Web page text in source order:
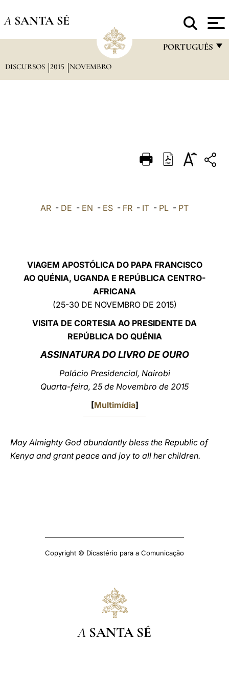
A SANTA SÉ
PORTUGUÊS
DEUTSCH
العربيّة
DISCURSOS 2015 NOVEMBRO
AR - DE - EN - ES - FR - IT - PL - PT
VIAGEM APOSTÓLICA DO PAPA FRANCISCO
AO QUÉNIA, UGANDA E REPÚBLICA CENTRO-
AFRICANA
(25-30 DE NOVEMBRO DE 2015)
VISITA DE CORTESIA AO PRESIDENTE DA
REPÚBLICA DO QUÉNIA
ASSINATURA DO LIVRO DE OURO
Palácio Presidencial, Nairobi
Quarta-feira, 25 de Novembro de 2015
[Multimídia]
May Almighty God abundantly bless the Republic of
Kenya and grant peace and joy to all her children.
Copyright © Dicastério para a Comunicação
A SANTA SÉ